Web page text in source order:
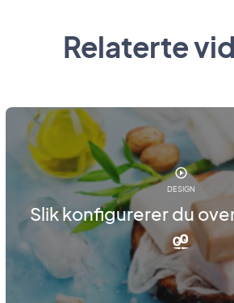
Relaterte
DESIGN
Slik konfigurerer du